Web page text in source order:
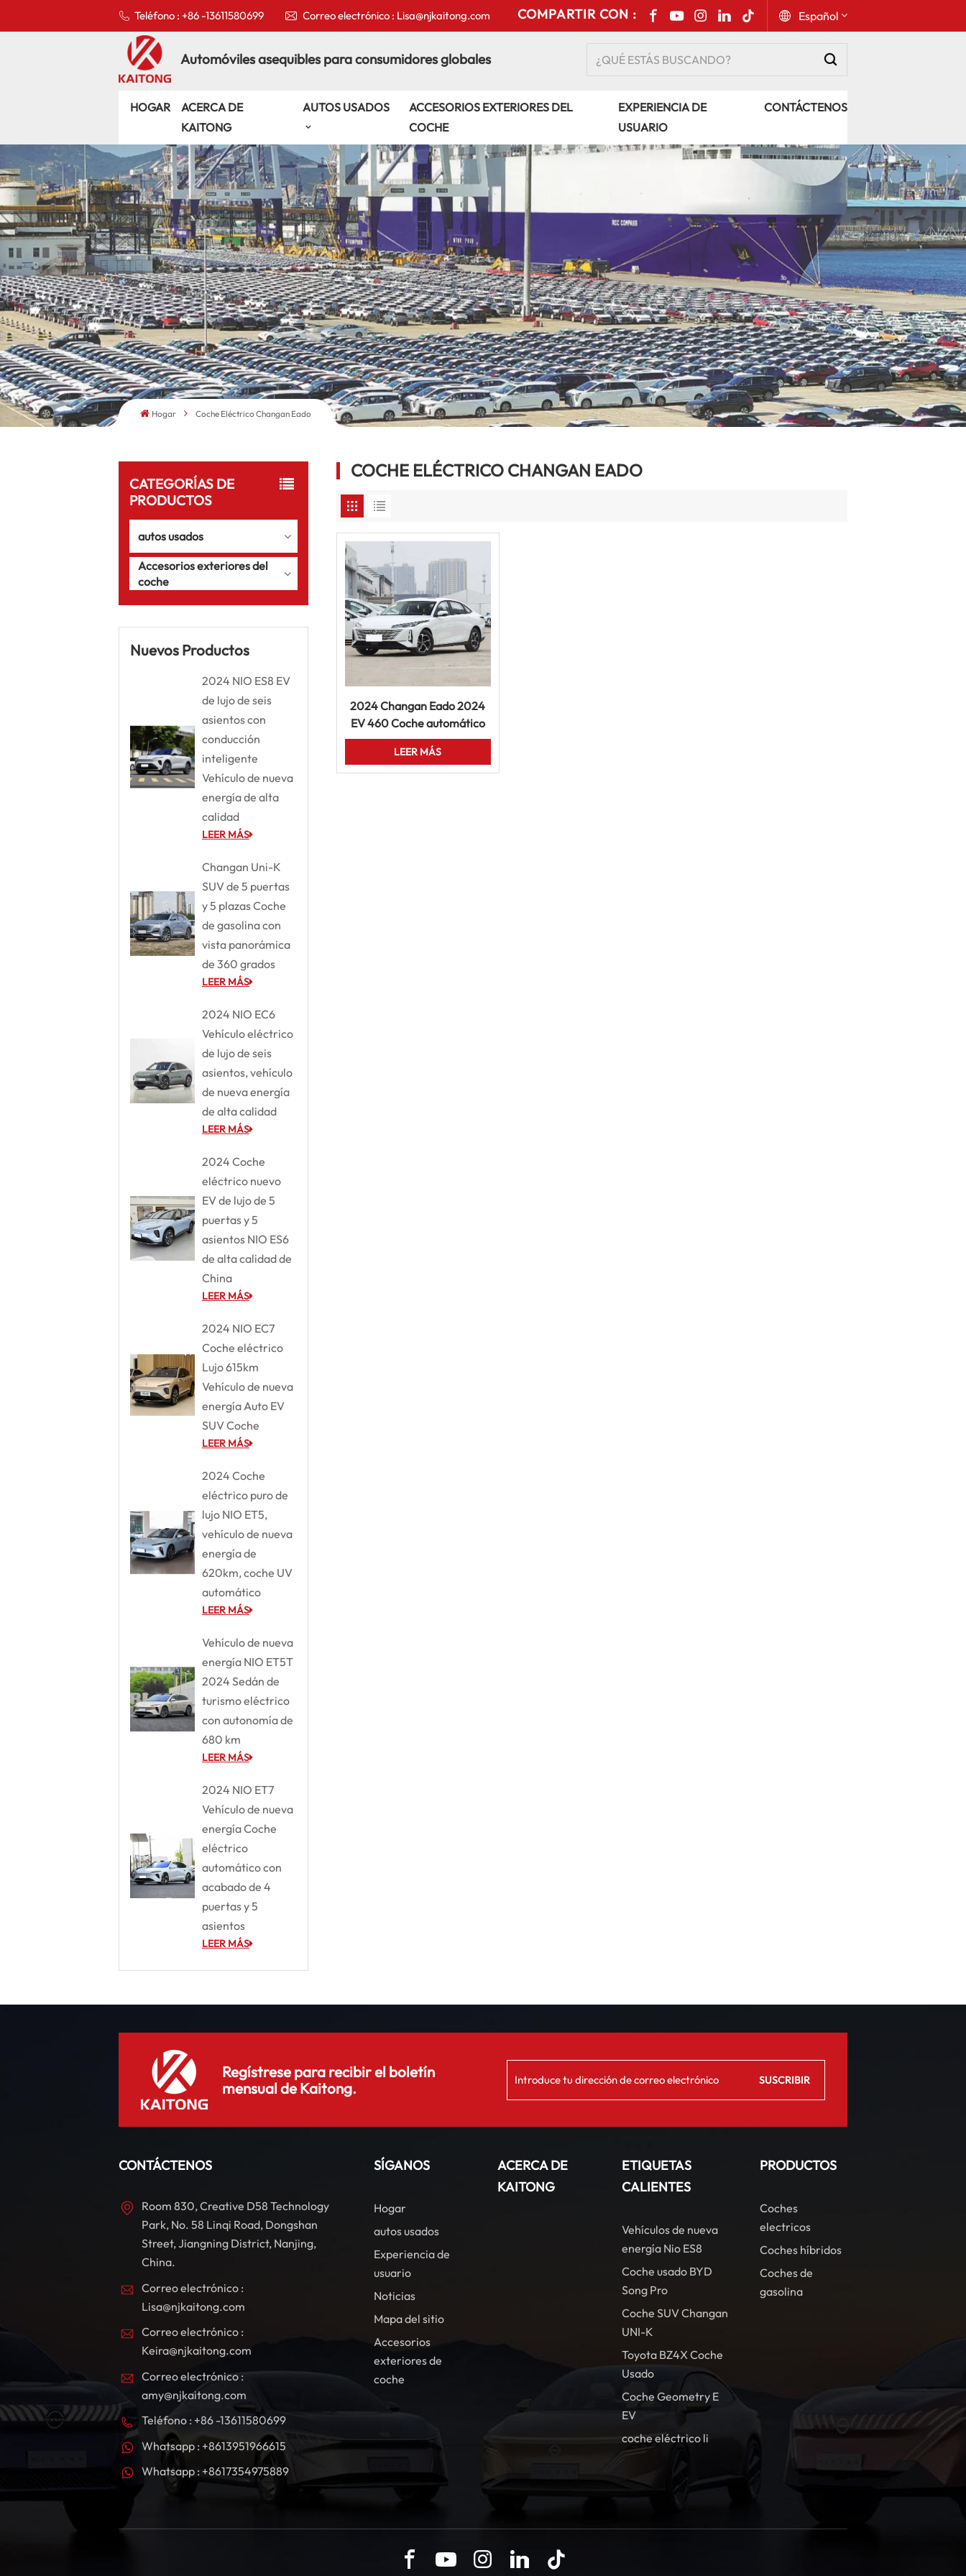
Teléfono : +86 -13611580699 Correo electrónico : Lisa@njkaitong.com COMPARTIR CON : Español
Русский
Español
Português
عربي
kiswahili
Automóviles asequibles para consumidores globales
HOGAR
ACERCA DE
KAITONG
AUTOS USADOS
ACCESORIOS EXTERIORES DEL
COCHE
EXPERIENCIA DE
USUARIO
CONTÁCTENOS
Hogar Coche Eléctrico Changan Eado
CATEGORÍAS DE
PRODUCTOS
autos usados
Accesorios exteriores del
coche
Nuevos Productos
2024 NIO ES8 EV
de lujo de seis
asientos con
conducción
inteligente
Vehículo de nueva
energía de alta
calidad
LEER MÁS
Changan Uni-K
SUV de 5 puertas
y 5 plazas Coche
de gasolina con
vista panorámica
de 360 grados
LEER MÁS
2024 NIO EC6
Vehículo eléctrico
de lujo de seis
asientos, vehículo
de nueva energía
de alta calidad
LEER MÁS
2024 Coche
eléctrico nuevo
EV de lujo de 5
puertas y 5
asientos NIO ES6
de alta calidad de
China
LEER MÁS
2024 NIO EC7
Coche eléctrico
Lujo 615km
Vehículo de nueva
energía Auto EV
SUV Coche
LEER MÁS
2024 Coche
eléctrico puro de
lujo NIO ET5,
vehículo de nueva
energía de
620km, coche UV
automático
LEER MÁS
Vehículo de nueva
energía NIO ET5T
2024 Sedán de
turismo eléctrico
con autonomía de
680 km
LEER MÁS
2024 NIO ET7
Vehículo de nueva
energía Coche
eléctrico
automático con
acabado de 4
puertas y 5
asientos
LEER MÁS
COCHE ELÉCTRICO CHANGAN EADO
2024 Changan Eado 2024
EV 460 Coche automático
de 4 puertas y 5 asientos
LEER MÁS
Regístrese para recibir el boletín
mensual de Kaitong.
CONTÁCTENOS
Room 830, Creative D58 Technology
Park, No. 58 Linqi Road, Dongshan
Street, Jiangning District, Nanjing,
China.
Correo electrónico :
Lisa@njkaitong.com
Correo electrónico :
Keira@njkaitong.com
Correo electrónico :
amy@njkaitong.com
Teléfono : +86 -13611580699
Whatsapp : +8613951966615
Whatsapp : +8617354975889
SÍGANOS
Hogar
autos usados
Experiencia de
usuario
Noticias
Mapa del sitio
Accesorios
exteriores de
coche
ACERCA DE
KAITONG
ETIQUETAS
CALIENTES
Vehículos de nueva
energía Nio ES8
Coche usado BYD
Song Pro
Coche SUV Changan
UNI-K
Toyota BZ4X Coche
Usado
Coche Geometry E
EV
coche eléctrico li
PRODUCTOS
Coches
electricos
Coches híbridos
Coches de
gasolina